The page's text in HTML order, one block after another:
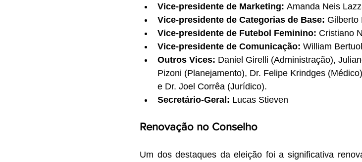
Vice-presidente de Marketing: Amanda Neis
Vice-presidente de Categorias de Base: Gilberto
Vice-presidente de Futebol Feminino: Cristiano
Vice-presidente de Comunicação: William Bertuol
Outros Vices: Daniel Girelli (Administração),
Pizoni (Planejamento), Dr. Felipe Krindges
e Dr. Joel Corrêa (Jurídico).
Secretário-Geral: Lucas Stieven
Renovação no Conselho
Um dos destaques da eleição foi a significativa